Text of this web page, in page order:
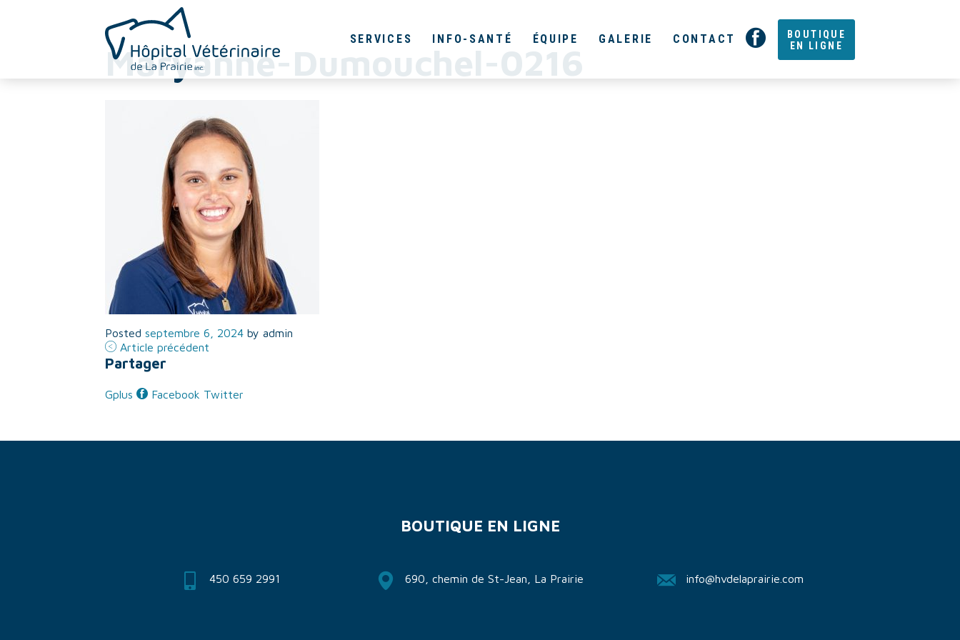
SERVICES INFO-SANTÉ ÉQUIPE GALERIE CONTACT
BOUTIQUE
EN LIGNE
Maryanne-Dumouchel-0216
Posted septembre 6, 2024 by admin
Article précédent
Partager
Gplus Facebook Twitter
BOUTIQUE EN LIGNE
450 659 2991 690, chemin de St-Jean, La Prairie info@hvdelaprairie.com